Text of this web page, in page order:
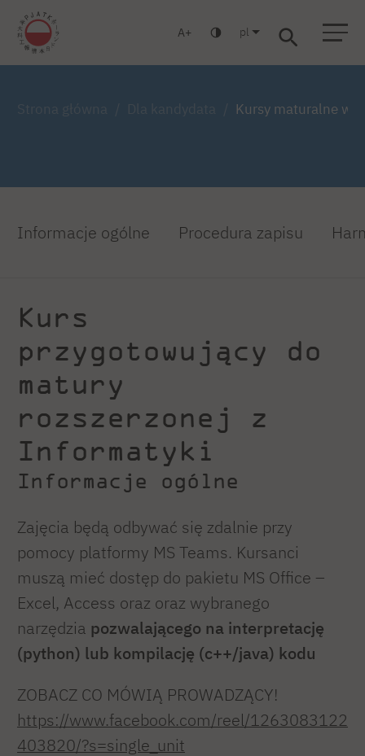
Warszawa Gdańsk Liceum Studia podyplomowe Studia MBA
A pl
Kursy maturalne w
Informacje ogólne Procedura zapisu
Kurs
przygotowujący do
matury
rozszerzonej z
Informatyki
Informacje ogólne
Zajęcia będą odbywać się zdalnie przy
pomocy platformy MS Teams. Kursanci
muszą mieć dostęp do pakietu MS Office –
Excel, Access oraz oraz wybranego
narzędzia pozwalającego na interpretację
(python) lub kompilację (c++/java) kodu
ZOBACZ CO MÓWIĄ PROWADZĄCY!
https://www.facebook.com/reel/1263083122
403820/?s=single_unit